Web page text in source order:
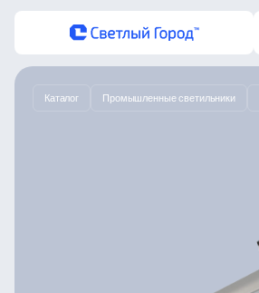
Каталог Промышленные светильники